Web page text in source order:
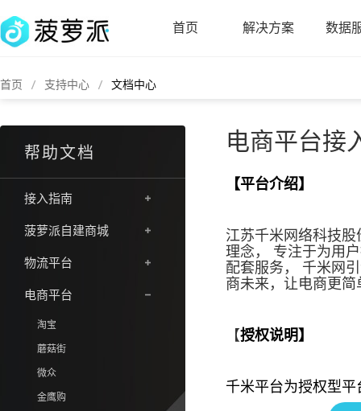
首页 解决方案 数据
首页 支持中心 文档中心
帮助文档
接入指南
菠萝派自建商城
物流平台
电商平台
淘宝
蘑菇街
微众
金鹰购
电商平台接
【平台介绍】
江苏千米网络科技股
理念， 专注于为用
配套服务， 千米网
商未来，让电商更简
【授权说明】
千米平台为授权型平